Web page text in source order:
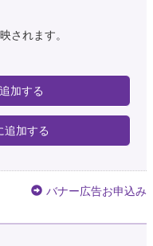
されます。
加する
追加する
バナー広告お申込み